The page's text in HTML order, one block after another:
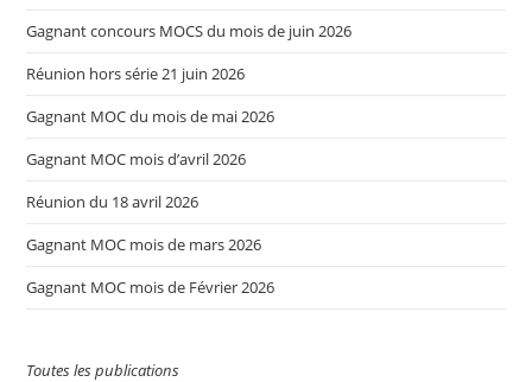
Gagnant concours MOCS du mois de juin 2026
Réunion hors série 21 juin 2026
Gagnant MOC du mois de mai 2026
Gagnant MOC mois d’avril 2026
Réunion du 18 avril 2026
Gagnant MOC mois de mars 2026
Gagnant MOC mois de Février 2026
Toutes les publications